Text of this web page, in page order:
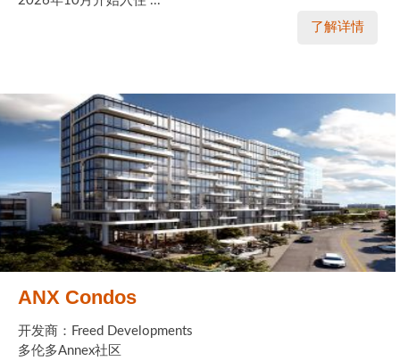
了解详情
ANX Condos
开发商：Freed Developments
多伦多Annex社区